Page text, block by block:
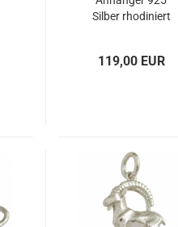
Silber rhodiniert
119,00 EUR